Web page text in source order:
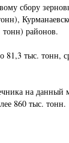
сбору
районов.
81,3 тыс. тонн,
на данный
860 тыс. тонн.